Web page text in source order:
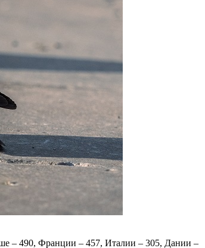
– 490, Франции – 457, Италии – 305, Дании –